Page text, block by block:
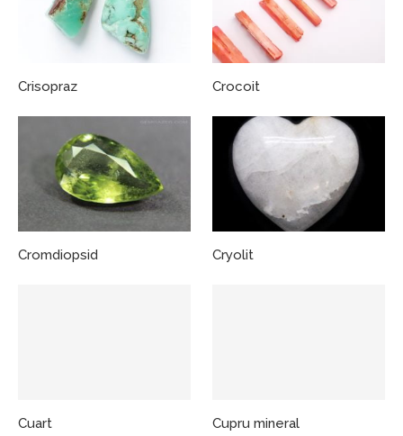
Crisopraz Crocoit
Cromdiopsid Cryolit
Cuart Cupru mineral